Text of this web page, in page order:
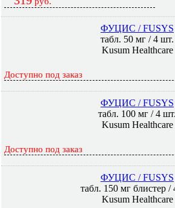
ФУЦИС / FUSYS
табл. 50 мг / 4 шт.
Kusum Healthcare
Доступно под заказ
ФУЦИС / FUSYS
табл. 100 мг / 4 шт.
Kusum Healthcare
Доступно под заказ
ФУЦИС / FUSYS
табл. 150 мг блистер /
Kusum Healthcare